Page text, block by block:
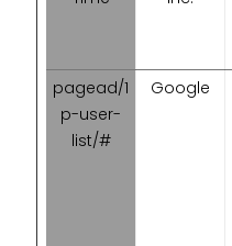
pagead/1
p-user-
list/#
Google